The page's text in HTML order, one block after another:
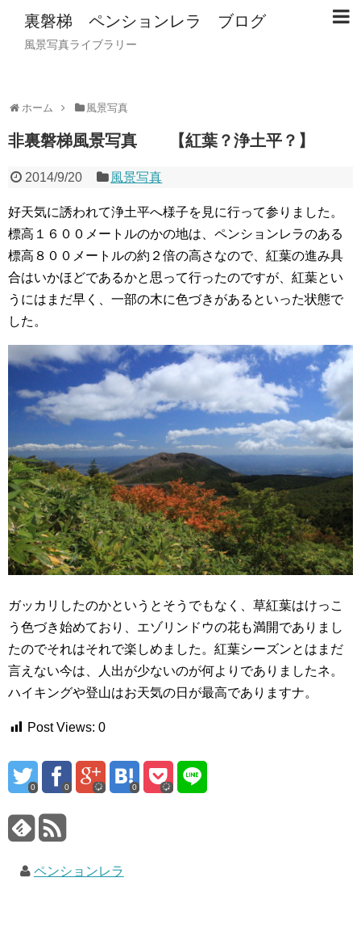
裏磐梯 ペンションレラ ブログ
風景写真ライブラリー
ホーム 風景写真
非裏磐梯風景写真 【紅葉？浄土平？】
2014/9/20 風景写真
好天気に誘われて浄土平へ様子を見に行って参りました。
標高１６００メートルのかの地は、ペンションレラのある
標高８００メートルの約２倍の高さなので、紅葉の進み具
合はいかほどであるかと思って行ったのですが、紅葉とい
うにはまだ早く、一部の木に色づきがあるといった状態で
した。
ガッカリしたのかというとそうでもなく、草紅葉はけっこ
う色づき始めており、エゾリンドウの花も満開でありまし
たのでそれはそれで楽しめました。紅葉シーズンとはまだ
言えない今は、人出が少ないのが何よりでありましたネ。
ハイキングや登山はお天気の日が最高でありますナ。
Post Views: 0
0 0 0
ペンションレラ